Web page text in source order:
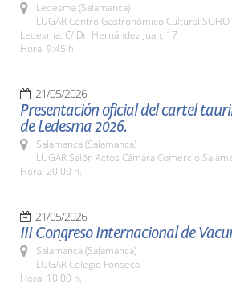
Ledesma (Salamanca)
LUGAR Centro Gastronómico Cultural SOHO
Ledesma. C/ Dr. Hernández Juan, 17
Hora: 9:45 h.
21/05/2026
Presentación oficial del cartel
de Ledesma 2026.
Salamanca (Salamanca)
LUGAR Salón Actos Cámara Comercio
Hora: 20:00 h.
21/05/2026
III Congreso Internacional de
Salamanca (Salamanca)
LUGAR Colegio Fonseca
Hora: 10:00 h.